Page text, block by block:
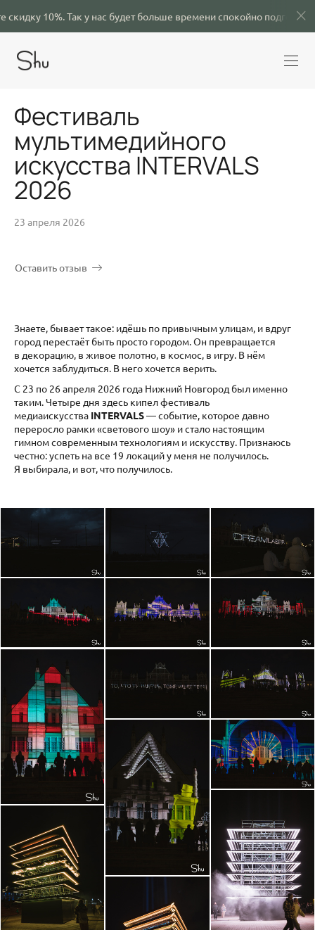
Так у нас будет больше времени спокойно подготовиться и
Фестиваль
мультимедийного
искусства INTERVALS
2026
23 апреля 2026
Оставить отзыв
Знаете, бывает такое: идёшь по привычным улицам, и вдруг
город перестаёт быть просто городом. Он превращается
в декорацию, в живое полотно, в космос, в игру. В нём
хочется заблудиться. В него хочется верить.
С 23 по 26 апреля 2026 года Нижний Новгород был именно
таким. Четыре дня здесь кипел фестиваль
медиаискусства INTERVALS— событие, которое давно
переросло рамки «светового шоу» и стало настоящим
гимном современным технологиям и искусству. Признаюсь
честно: успеть на все 19 локаций у меня не получилось.
Я выбирала, и вот, что получилось.